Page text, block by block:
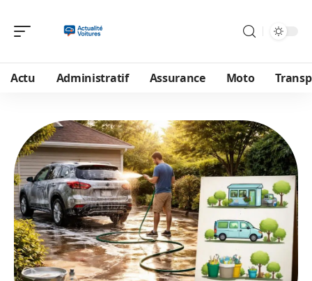
Actu Administratif Assurance Moto